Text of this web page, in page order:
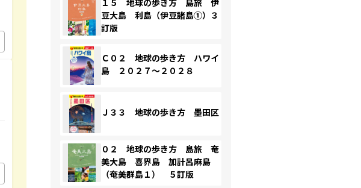
豆大島 利島（伊豆諸島①）３
訂版
Ｃ０２ 地球の歩き方 ハワイ
島 ２０２７～２０２８
Ｊ３３ 地球の歩き方 墨田区
０２ 地球の歩き方 島旅 奄
美大島 喜界島 加計呂麻島
（奄美群島１） ５訂版